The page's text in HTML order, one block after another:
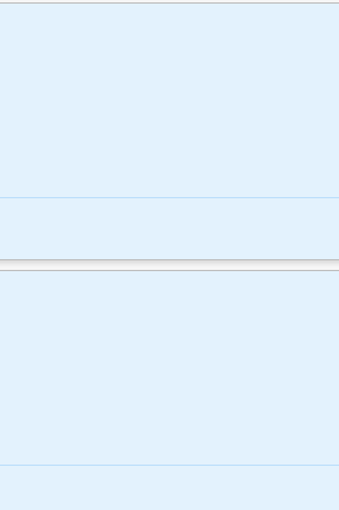
produktów finansowych do potrzeb klientów.